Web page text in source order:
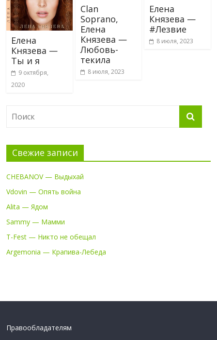
Елена
Князева —
Ты и я
9 октября,
2020
Clan
Soprano,
Елена
Князева —
Любовь-
текила
8 июля, 2023
Елена
Князева —
#Лезвие
8 июля, 2023
Свежие записи
CHEBANOV — Выдыхай
Vdovin — Опять война
Alita — Ядом
Sammy — Мамми
T-Fest — Никто не обещал
Argemonia — Крапива-Лебеда
Правообладателям